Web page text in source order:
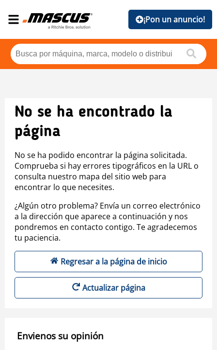
¡Pon un anuncio!
No se ha encontrado la
página
No se ha podido encontrar la página solicitada.
Comprueba si hay errores tipográficos en la URL o
consulta nuestro mapa del sitio web para
encontrar lo que necesites.
¿Algún otro problema? Envía un correo electrónico
a la dirección que aparece a continuación y nos
pondremos en contacto contigo. Te agradecemos
tu paciencia.
Regresar a la página de inicio
Actualizar página
Envienos su opinión